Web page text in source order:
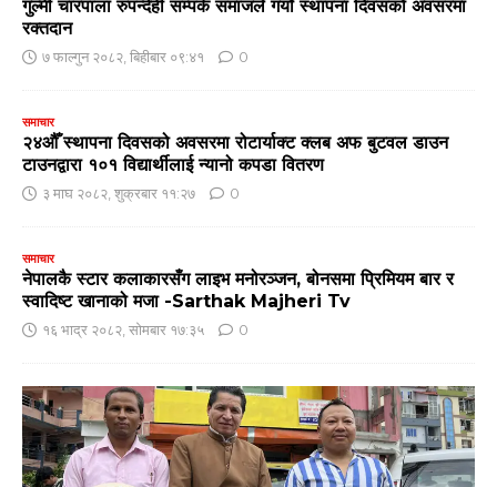
गुल्मी चारपाला रुपन्देही सम्पर्क समाजले गर्यो स्थापना दिवसको अवसरमा
रक्तदान
७ फाल्गुन २०८२, बिहीबार ०९:४१ 0
समाचार
२४औँ स्थापना दिवसको अवसरमा रोटार्याक्ट क्लब अफ बुटवल डाउन
टाउनद्वारा १०१ विद्यार्थीलाई न्यानो कपडा वितरण
३ माघ २०८२, शुक्रबार ११:२७ 0
समाचार
नेपालकै स्टार कलाकारसँग लाइभ मनोरञ्जन, बोनसमा प्रिमियम बार र
स्वादिष्ट खानाको मजा -Sarthak Majheri Tv
१६ भाद्र २०८२, सोमबार १७:३५ 0